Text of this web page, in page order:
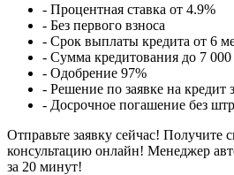
- Процентная ставка от 4.9%
- Без первого взноса
- Срок выплаты кредита от 6
- Сумма кредитования до 7 000
- Одобрение 97%
- Решение по заявке на кредит
- Досрочное погашение без
Отправьте заявку сейчас! Получите
консультацию онлайн! Менеджер
за 20 минут!